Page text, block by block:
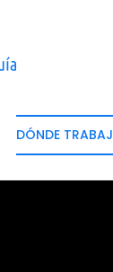
DÓNDE